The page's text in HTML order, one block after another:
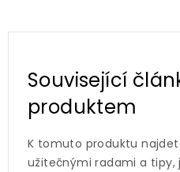
Související
produktem
K tomuto produktu
užitečnými radami a